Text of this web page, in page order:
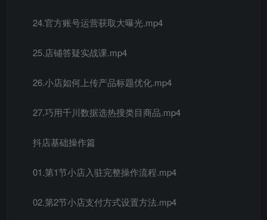
24.官方账号运营获取大曝光.mp4
25.店铺答疑实战课.mp4
26.小店如何上传产品标题优化.mp4
27.巧用千川数据选热搜类目商品.mp4
抖店基础操作篇
01.第1节小店入驻完整操作流程.mp4
02.第2节小店支付方式设置方法.mp4